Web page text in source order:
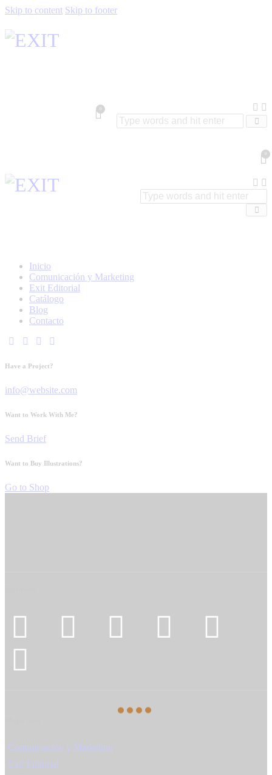
Skip to content Skip to footer
Inicio
Comunicación y Marketing
Exit Editorial
Catálogo
Blog
Contacto
Have a Project?
info@website.com
Want to Work With Me?
Send Brief
Want to Buy Illustrations?
Go to Shop
Comunicación y Marketing
Exit Editorial